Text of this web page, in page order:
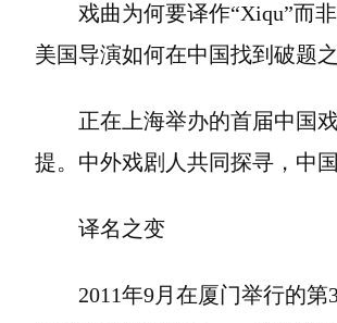
戏曲为何要译作“Xiqu”而
美国导演如何在中国找到破题
正在上海举办的首届中国
提。中外戏剧人共同探寻，中
译名之变
2011年9月在厦门举行的